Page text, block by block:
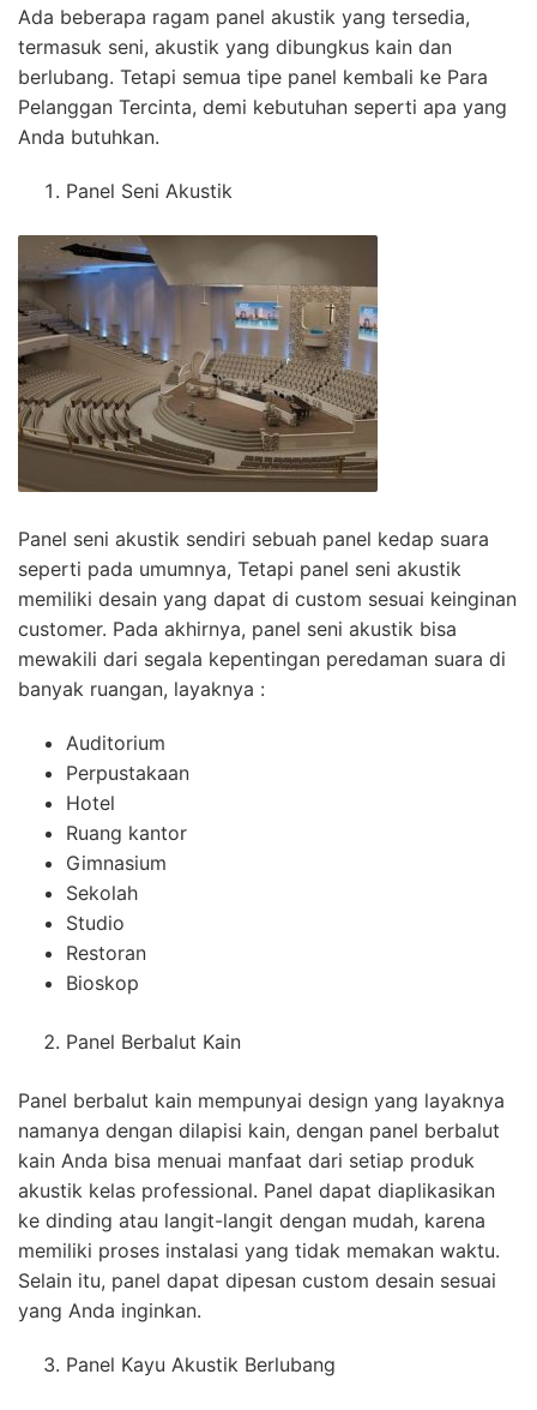
Ada beberapa ragam panel akustik yang tersedia,
termasuk seni, akustik yang dibungkus kain dan
berlubang. Tetapi semua tipe panel kembali ke Para
Pelanggan Tercinta, demi kebutuhan seperti apa yang
Anda butuhkan.
Panel Seni Akustik
Panel seni akustik sendiri sebuah panel kedap suara
seperti pada umumnya, Tetapi panel seni akustik
memiliki desain yang dapat di custom sesuai keinginan
customer. Pada akhirnya, panel seni akustik bisa
mewakili dari segala kepentingan peredaman suara di
banyak ruangan, layaknya :
Auditorium
Perpustakaan
Hotel
Ruang kantor
Gimnasium
Sekolah
Studio
Restoran
Bioskop
Panel Berbalut Kain
Panel berbalut kain mempunyai design yang layaknya
namanya dengan dilapisi kain, dengan panel berbalut
kain Anda bisa menuai manfaat dari setiap produk
akustik kelas professional. Panel dapat diaplikasikan
ke dinding atau langit-langit dengan mudah, karena
memiliki proses instalasi yang tidak memakan waktu.
Selain itu, panel dapat dipesan custom desain sesuai
yang Anda inginkan.
Panel Kayu Akustik Berlubang